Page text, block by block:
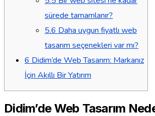
sürede tamamlanır?
5.6 Daha uygun fiyatlı web
tasarım seçenekleri var mı?
6 Didim’de Web Tasarım: Markanız
İçin Akıllı Bir Yatırım
Didim’de Web Tasarım